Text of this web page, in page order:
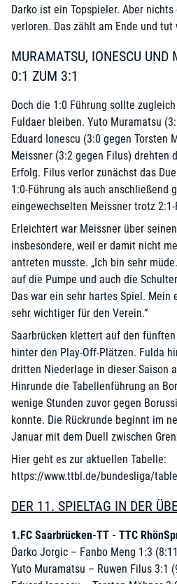
Darko ist ein Topspieler. Aber
verloren. Das zählt am Ende und tut
MURAMATSU, IONESCU UND
0:1 ZUM 3:1
Doch die 1:0 Führung sollte
Fuldaer bleiben. Yuto Muramatsu
Eduard Ionescu (3:0 gegen Torsten
Meissner (3:2 gegen Filus) drehten
Erfolg. Filus verlor zunächst das
1:0-Führung als auch anschließend
eingewechselten Meissner trotz 2:1-
Erleichtert war Meissner über
insbesondere, weil er damit nicht
antreten musste. „Ich bin sehr
auf die Pumpe und auch die
Das war ein sehr hartes Spiel. Mein
sehr wichtiger für den Verein.“
Saarbrücken klettert auf den
hinter den Play-Off-Plätzen. Fulda
dritten Niederlage in dieser Saison
Hinrunde die Tabellenführung an
wenige Stunden zuvor gegen
konnte. Die Rückrunde beginnt im
Januar mit dem Duell zwischen
Hier geht es zur aktuellen Tabelle:
https://www.ttbl.de/bundesliga/
DER 11. SPIELTAG IN DER
1.FC Saarbrücken-TT - TTC
Darko Jorgic – Fanbo Meng 1:3
Yuto Muramatsu – Ruwen Filus 3:1